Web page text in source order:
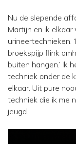
Nu de slepende
Martijn en ik
urineertechnieken.
broekspijp flink
buiten hangen.’ Ik
techniek onder de
elkaar. Uit pure
techniek die ik me
jeugd.